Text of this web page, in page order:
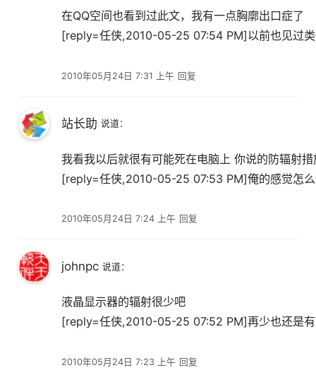
2010年05月24日 7:31 上午
在QQ空间也看到过此文，我有一点胸廓出口症了
[reply=任侠,2010-05-25 07:54 PM]以前也见过
回复
站长助 说道：
2010年05月24日 7:24 上午
我看我以后就很有可能死在电脑上 你说的防辐射
[reply=任侠,2010-05-25 07:53 PM]俺的感觉怎
回复
johnpc 说道：
2010年05月24日 7:23 上午
液晶显示器的辐射很少吧
[reply=任侠,2010-05-25 07:52 PM]再少也还是
回复